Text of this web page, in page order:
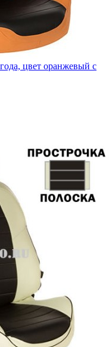
цвет оранжевый с